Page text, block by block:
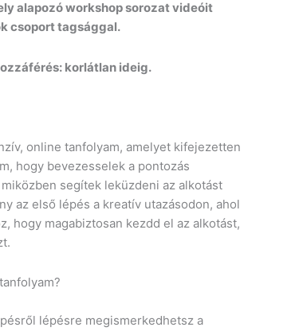
alapozó workshop sorozat videóit
csoport tagsággal.
korlátlan ideig.
online tanfolyam, amelyet kifejezetten
hogy bevezesselek a pontozás
segítek leküzdeni az alkotást
az első lépés a kreatív utazásodon, ahol
hogy magabiztosan kezdd el az alkotást,
lépésre megismerkedhetsz a